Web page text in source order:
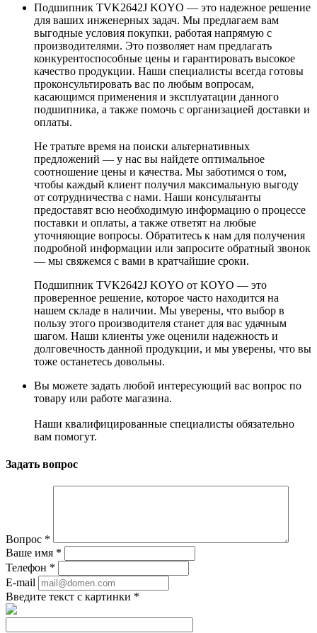
Подшипник TVK2642J KOYO — это надежное решение
для ваших инженерных задач. Мы предлагаем вам
выгодные условия покупки, работая напрямую с
производителями. Это позволяет нам предлагать
конкурентоспособные цены и гарантировать высокое
качество продукции. Наши специалисты всегда готовы
проконсультировать вас по любым вопросам,
касающимся применения и эксплуатации данного
подшипника, а также помочь с организацией доставки и
оплаты.
Не тратьте время на поиски альтернативных
предложений — у нас вы найдете оптимальное
соотношение цены и качества. Мы заботимся о том,
чтобы каждый клиент получил максимальную выгоду
от сотрудничества с нами. Наши консультанты
предоставят всю необходимую информацию о процессе
поставки и оплаты, а также ответят на любые
уточняющие вопросы. Обратитесь к нам для получения
подробной информации или запросите обратный звонок
— мы свяжемся с вами в кратчайшие сроки.
Подшипник TVK2642J KOYO от KOYO — это
проверенное решение, которое часто находится на
нашем складе в наличии. Мы уверены, что выбор в
пользу этого производителя станет для вас удачным
шагом. Наши клиенты уже оценили надежность и
долговечность данной продукции, и мы уверены, что вы
тоже останетесь довольны.
Вы можете задать любой интересующий вас вопрос по
товару или работе магазина.
Наши квалифицированные специалисты обязательно
вам помогут.
Задать вопрос
Вопрос *
Ваше имя *
Телефон *
E-mail
Введите текст с картинки *